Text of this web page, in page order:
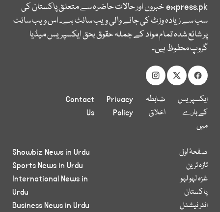
express.pkخبروں اور حالات حاضرہ سے متعلق پاکستان کی
سب سے زیادہ وزٹ کی جانے والی ویب سائٹ ہے۔ اس ویب سائٹ
پر شائع شدہ تمام مواد کے جملہ حقوق بحق ایکسپریس میڈیا
گروپ محفوظ ہیں۔
ایکسپریس
کے بارے
میں
ضابطہ
اخلاق
Privacy
Policy
Contact
Us
صفحۂ اول
تازہ ترین
غزہ لہو لہو
پاکستان
انٹر نیشنل
Showbiz News in Urdu
Sports News in Urdu
International News in
Urdu
Business News in Urdu